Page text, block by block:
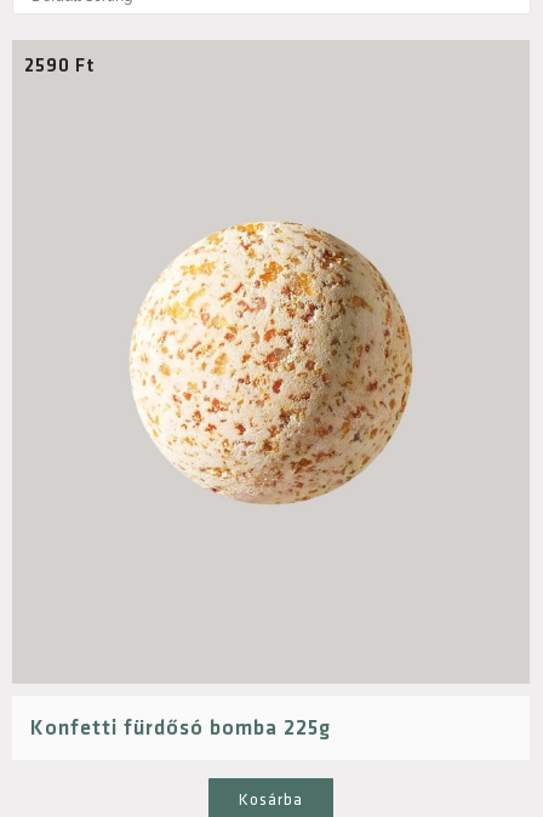
2590 Ft
Konfetti fürdősó bomba 225g
Kosárba